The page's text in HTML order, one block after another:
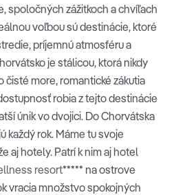
spoločných zážitkoch a chvíľach
voľbou sú destinácie, ktoré
príjemnú atmosféru a
je stálicou, ktorá nikdy
čisté more, romantické zákutia
robia z tejto destinácie
únik vo dvojici. Do Chorvátska
každý rok. Máme tu svoje
aj hotely. Patrí k nim aj hotel
resort***** na ostrove
vracia množstvo spokojných